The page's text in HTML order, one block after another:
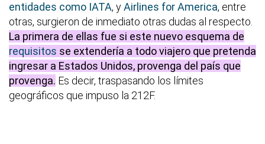
entidades como IATA, yAirlines for America, entre
otras, surgieron de inmediato otras dudas al respecto.
La primera de ellas fue si este nuevo esquema de
requisitos se extendería a todo viajero que pretenda
ingresar a Estados Unidos, provenga del país que
provenga. Es decir, traspasando los límites
geográficos que impuso la 212F.